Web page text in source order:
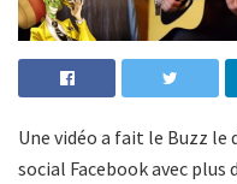
Une vidéo a fait le Buzz le
social Facebook avec plus